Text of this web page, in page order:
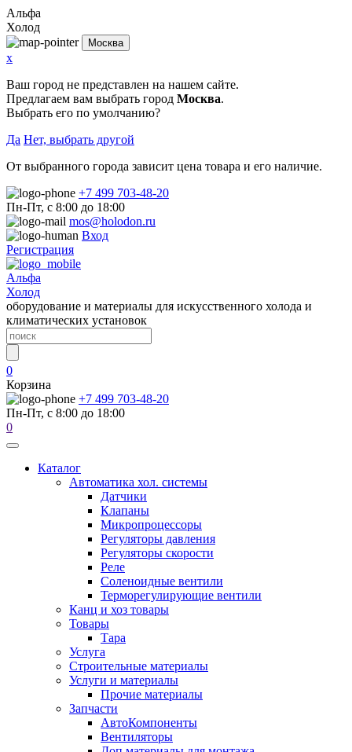
Альфа
Холод
Москва
x
Ваш город не представлен на нашем сайте.
Предлагаем вам выбрать город Москва.
Выбрать его по умолчанию?
Да Нет, выбрать другой
От выбранного города зависит цена товара и его наличие.
+7 499 703-48-20
Пн-Пт, с 8:00 до 18:00
mos@holodon.ru
Вход
Регистрация
Альфа
Холод
оборудование и материалы для искусственного холода и
климатических установок
0
Корзина
+7 499 703-48-20
Пн-Пт, с 8:00 до 18:00
0
Каталог
Автоматика хол. системы
Датчики
Клапаны
Микропроцессоры
Регуляторы давления
Регуляторы скорости
Реле
Соленоидные вентили
Терморегулирующие вентили
Канц и хоз товары
Товары
Тара
Услуга
Строительные материалы
Услуги и материалы
Прочие материалы
Запчасти
АвтоКомпоненты
Вентиляторы